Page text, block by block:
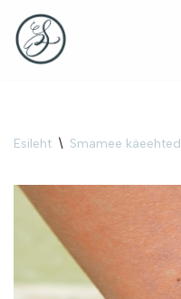
Skip
Esileht \ Smamee käeehted